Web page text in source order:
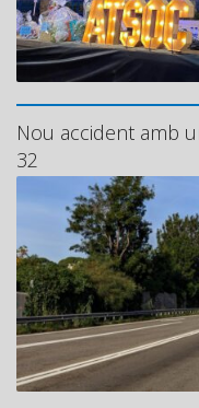
Nou accident amb
32